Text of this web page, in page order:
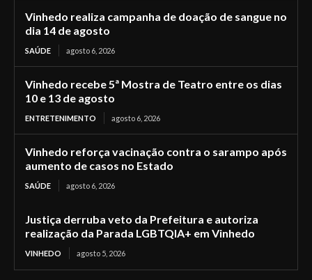
Vinhedo realiza campanha de doação de sangue no
dia 14 de agosto
SAÚDE agosto 6, 2026
Vinhedo recebe 5ª Mostra de Teatro entre os dias
10 e 13 de agosto
ENTRETENIMENTO agosto 6, 2026
Vinhedo reforça vacinação contra o sarampo após
aumento de casos no Estado
SAÚDE agosto 6, 2026
Justiça derruba veto da Prefeitura e autoriza
realização da Parada LGBTQIA+ em Vinhedo
VINHEDO agosto 5, 2026